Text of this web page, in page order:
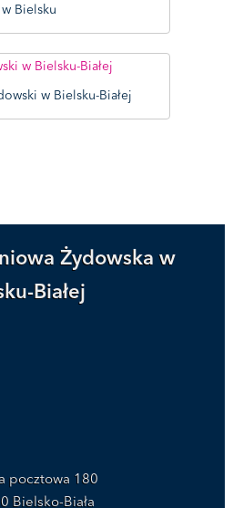
w Bielsku
w Bielsku-Białej
Żydowska w
Białej
pocztowa 180
Bielsko-Biała